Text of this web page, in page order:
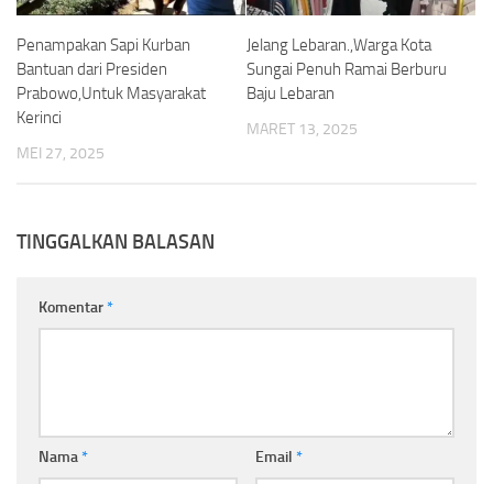
Penampakan Sapi Kurban
Bantuan dari Presiden
Prabowo,Untuk Masyarakat
Kerinci
MEI 27, 2025
Jelang Lebaran.,Warga Kota
Sungai Penuh Ramai Berburu
Baju Lebaran
MARET 13, 2025
TINGGALKAN BALASAN
Komentar*
Nama* Email *